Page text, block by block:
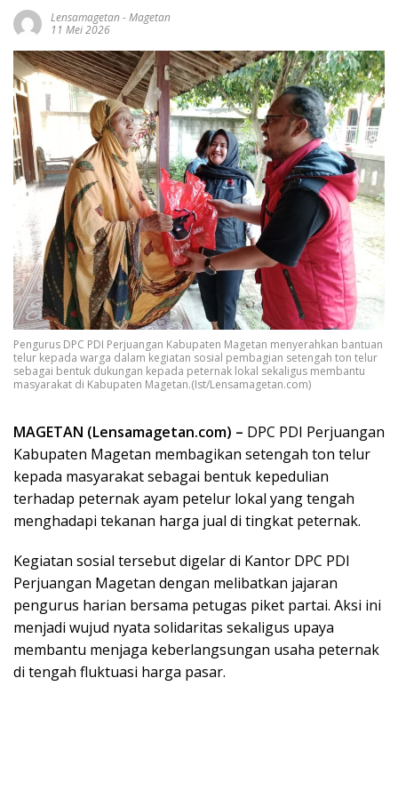
Lensamagetan-Magetan
11 Mei 2026
Pengurus DPC PDI Perjuangan Kabupaten Magetan menyerahkan bantuan
telur kepada warga dalam kegiatan sosial pembagian setengah ton telur
sebagai bentuk dukungan kepada peternak lokal sekaligus membantu
masyarakat di Kabupaten Magetan.(Ist/Lensamagetan.com)
MAGETAN (Lensamagetan.com) – DPC PDI Perjuangan
Kabupaten Magetan membagikan setengah ton telur
kepada masyarakat sebagai bentuk kepedulian
terhadap peternak ayam petelur lokal yang tengah
menghadapi tekanan harga jual di tingkat peternak.
Kegiatan sosial tersebut digelar di Kantor DPC PDI
Perjuangan Magetan dengan melibatkan jajaran
pengurus harian bersama petugas piket partai. Aksi ini
menjadi wujud nyata solidaritas sekaligus upaya
membantu menjaga keberlangsungan usaha peternak
di tengah fluktuasi harga pasar.